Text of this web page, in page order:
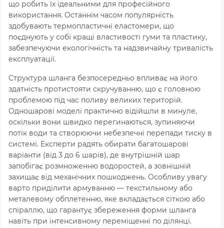
що робить їх ідеальними для професійного
використання. Останнім часом популярність
здобувають термопластичні еластомери, що
поєднують у собі кращі властивості гуми та пластику,
забезпечуючи екологічність та надзвичайну тривалість
експлуатації.
Структура шланга безпосередньо впливає на його
здатність протистояти скручуванню, що є головною
проблемою під час поливу великих територій.
Одношарові моделі практично відійшли в минуле,
оскільки вони швидко перегинаються, зупиняючи
потік води та створюючи небезпечні перепади тиску в
системі. Експерти радять обирати багатошарові
варіанти (від 3 до 6 шарів), де внутрішній шар
запобігає розмноженню водоростей, а зовнішній
захищає від механічних пошкоджень. Особливу увагу
варто приділити армуванню — текстильному або
металевому обплетенню, яке вкладається сіткою або
спіраллю, що гарантує збереження форми шланга
навіть при інтенсивному переміщенні по ділянці.